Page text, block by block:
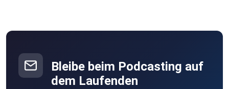
Bleibe beim Podcasting auf
dem Laufenden